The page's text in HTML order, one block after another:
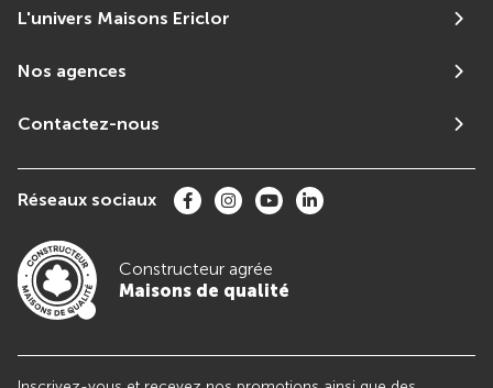
L'univers Maisons Ericlor
Nos agences
Contactez-nous
Réseaux sociaux
Constructeur agrée
Maisons de qualité